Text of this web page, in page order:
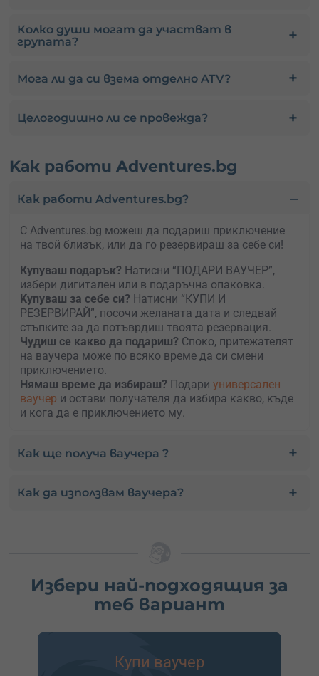
Колко души могат да участват в
групата?
Мога ли да си взема отделно ATV?
Целогодишно ли се провежда?
Kак работи Adventures.bg
Как работи Adventures.bg?
С Adventures.bg можеш да подариш приключение
на твой близък, или да го резервираш за себе си!
Купуваш подарък? Натисни “ПОДАРИ ВАУЧЕР”,
избери дигитален или в подаръчна опаковка.
Kупуваш за себе си? Натисни “КУПИ И
РЕЗЕРВИРАЙ”, посочи желаната дата и следвай
стъпките за да потъврдиш твоята резервация.
Чудиш се какво да подариш? Споко, притежателят
на ваучера може по всяко време да си смени
приключението.
Нямаш време да избираш? Подари универсален
ваучер и остави получателя да избира какво, къде
и кога да е приключението му.
Как ще получа ваучера ?
Как да използвам ваучера?
Избери най-подходящия за
теб вариант
Купи ваучер